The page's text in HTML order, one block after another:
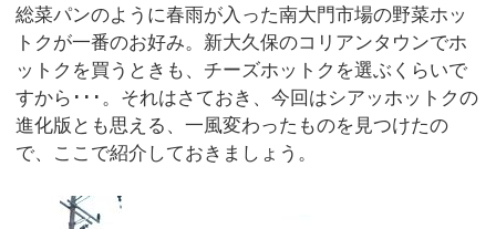
総菜パンのように春雨が入った南大門市場の野菜ホッ
トクが一番のお好み。新大久保のコリアンタウンでホ
ットクを買うときも、チーズホットクを選ぶくらいで
すから･･･。それはさておき、今回はシアッホットクの
進化版とも思える、一風変わったものを見つけたの
で、ここで紹介しておきましょう。